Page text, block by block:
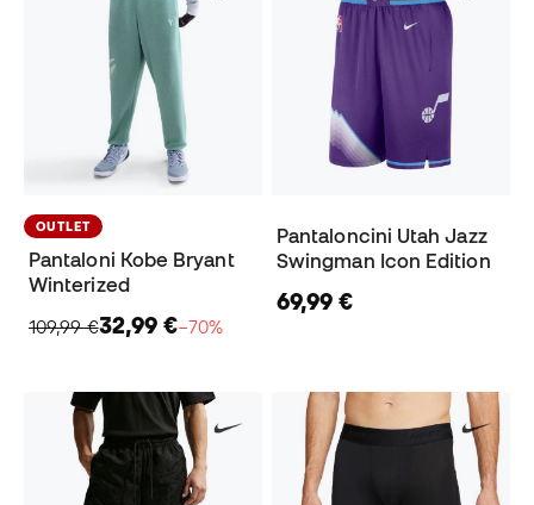
OUTLET
Pantaloni Kobe Bryant
Winterized
109,99 €32,99 €−70%
Pantaloncini Utah Jazz
Swingman Icon Edition
69,99 €